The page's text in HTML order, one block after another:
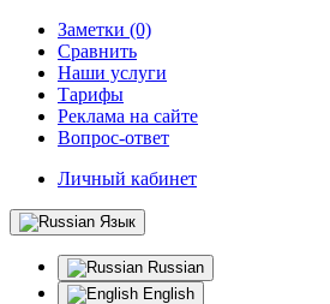
Заметки (0)
Сравнить
Наши услуги
Тарифы
Реклама на сайте
Вопрос-ответ
Личный кабинет
Язык
Russian
English